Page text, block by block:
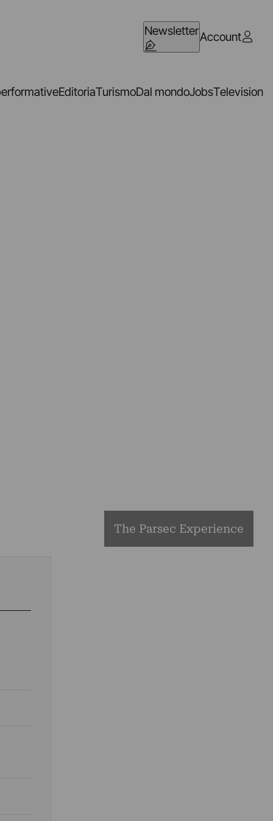
NewsletterAccount
EditoriaTurismoDal mondoJobsTelevision
The Parsec Experience